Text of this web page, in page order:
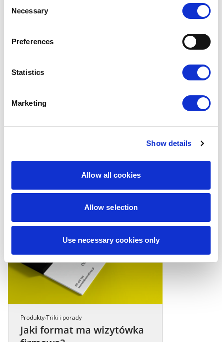
Selection
Necessary
Preferences
Statistics
Marketing
Show details
Allow all cookies
Allow selection
Use necessary cookies only
Kalendarz ogrodnika na
Produkty·Triki i porady
Jaki format ma wizytówka